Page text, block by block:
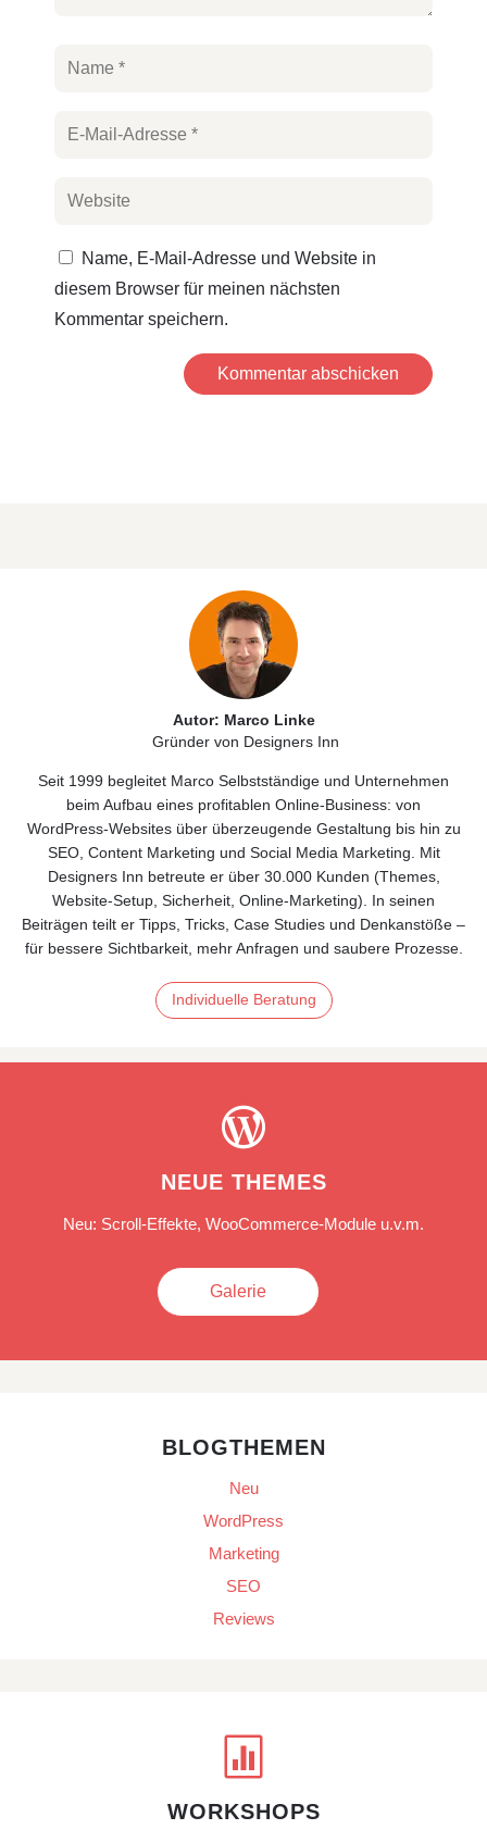
Name, E-Mail-Adresse und Website in
diesem Browser für meinen nächsten
Kommentar speichern.
Kommentar abschicken
Autor: Marco Linke
Gründer von Designers Inn
Seit 1999 begleitet Marco Selbstständige und Unternehmen
beim Aufbau eines profitablen Online‑Business: von
WordPress‑Websites über überzeugende Gestaltung bis hin zu
SEO, Content Marketing und Social Media Marketing. Mit
Designers Inn betreute er über 30.000 Kunden (Themes,
Website‑Setup, Sicherheit, Online‑Marketing). In seinen
Beiträgen teilt er Tipps, Tricks, Case Studies und Denkanstöße –
für bessere Sichtbarkeit, mehr Anfragen und saubere Prozesse.
Individuelle Beratung

NEUE THEMES
Neu: Scroll-Effekte, WooCommerce-Module u.v.m.
Galerie
BLOGTHEMEN
Neu
WordPress
Marketing
SEO
Reviews

WORKSHOPS